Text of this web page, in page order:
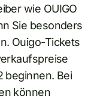
wie OUIGO
Sie besonders
Ouigo-Tickets
beginnen. Bei
können